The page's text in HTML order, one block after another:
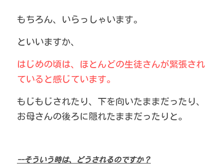
もちろん、いらっしゃいます。
といいますか、
はじめの頃は、ほとんどの生徒さんが緊張され
ていると感じています。
もじもじされたり、下を向いたままだったり、
お母さんの後ろに隠れたままだったりと。
--そういう時は、どうされるのですか？